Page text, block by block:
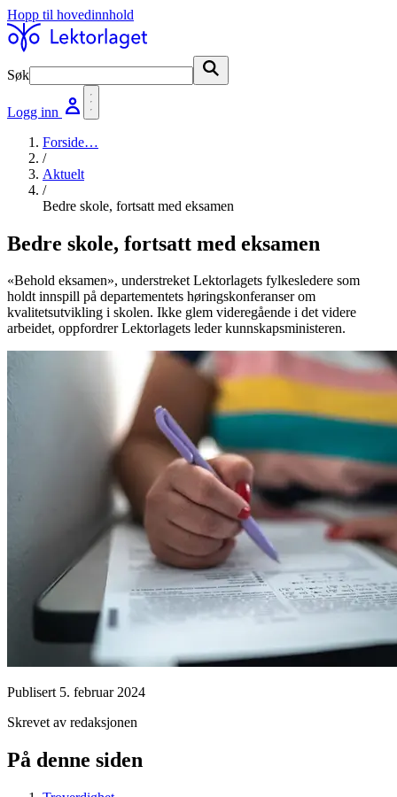
Hopp til hovedinnhold
Søk
Logg inn
Forside…
/
Aktuelt
/
Bedre skole, fortsatt med eksamen
Bedre skole, fortsatt med eksamen
«Behold eksamen», understreket Lektorlagets fylkesledere som
holdt innspill på departementets høringskonferanser om
kvalitetsutvikling i skolen. Ikke glem videregående i det videre
arbeidet, oppfordrer Lektorlagets leder kunnskapsministeren.
Publisert 5. februar 2024
Skrevet av redaksjonen
På denne siden